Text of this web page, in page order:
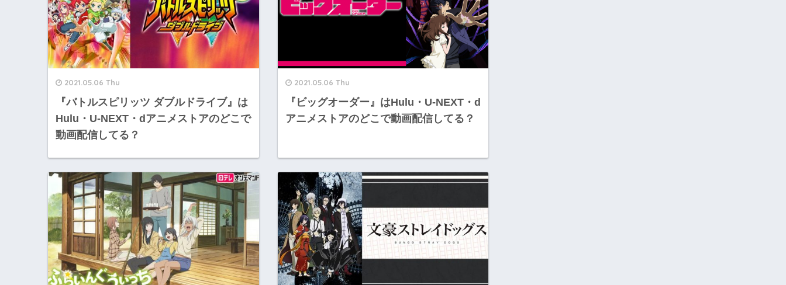
2021.05.06 Thu
『バトルスピリッツ ダブルドライブ』は
Hulu・U-NEXT・dアニメストアのどこで
動画配信してる？
2021.05.06 Thu
『ビッグオーダー』はHulu・U-NEXT・d
アニメストアのどこで動画配信してる？